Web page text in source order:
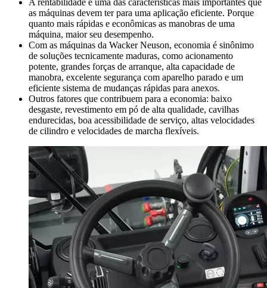
A rentabilidade é uma das características mais importantes que
as máquinas devem ter para uma aplicação eficiente. Porque
quanto mais rápidas e econômicas as manobras de uma
máquina, maior seu desempenho.
Com as máquinas da Wacker Neuson, economia é sinônimo
de soluções tecnicamente maduras, como acionamento
potente, grandes forças de arranque, alta capacidade de
manobra, excelente segurança com aparelho parado e um
eficiente sistema de mudanças rápidas para anexos.
Outros fatores que contribuem para a economia: baixo
desgaste, revestimento em pó de alta qualidade, cavilhas
endurecidas, boa acessibilidade de serviço, altas velocidades
de cilindro e velocidades de marcha flexíveis.